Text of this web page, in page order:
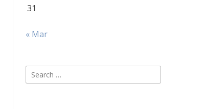
31
« Mar
Search
for: